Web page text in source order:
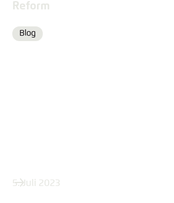
Reform
Format
Blog
5. Juli 2023